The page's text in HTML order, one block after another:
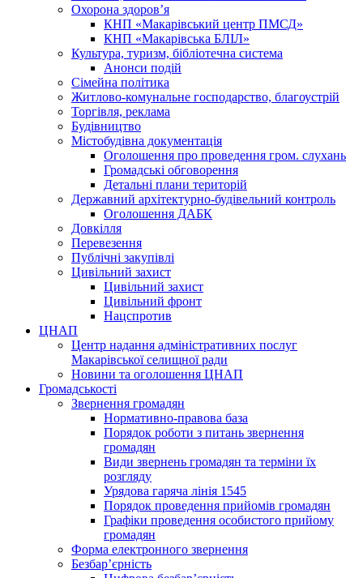
Охорона здоров’я
КНП «Макарівський центр ПМСД»
КНП «Макарівська БЛІЛ»
Культура, туризм, бібліотечна система
Анонси подій
Сімейна політика
Житлово-комунальне господарство, благоустрій
Торгівля, реклама
Будівництво
Містобудівна документація
Оголошення про проведення гром. слухань
Громадські обговорення
Детальні плани територій
Державний архітектурно-будівельний контроль
Оголошення ДАБК
Довкілля
Перевезення
Публічні закупівлі
Цивільний захист
Цивільний захист
Цивільний фронт
Нацспротив
ЦНАП
Центр надання адміністративних послуг
Макарівської селищної ради
Новини та оголошення ЦНАП
Громадськості
Звернення громадян
Нормативно-правова база
Порядок роботи з питань звернення
громадян
Види звернень громадян та терміни їх
розгляду
Урядова гаряча лінія 1545
Порядок проведення прийомів громадян
Графіки проведення особистого прийому
громадян
Форма електронного звернення
Безбар’єрність